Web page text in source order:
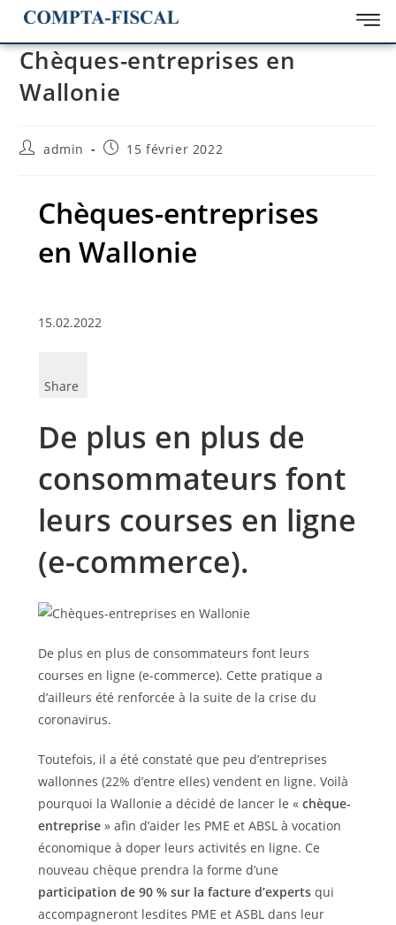
Chèques-entreprises en
Wallonie
admin 15 février 2022
Chèques-entreprises
en Wallonie
15.02.2022
Share
De plus en plus de
consommateurs font
leurs courses en ligne
(e-commerce).
De plus en plus de consommateurs font leurs
courses en ligne (e-commerce). Cette pratique a
d’ailleurs été renforcée à la suite de la crise du
coronavirus.
Toutefois, il a été constaté que peu d’entreprises
wallonnes (22% d’entre elles) vendent en ligne. Voilà
pourquoi la Wallonie a décidé de lancer le « chèque-
entreprise » afin d’aider les PME et ABSL à vocation
économique à doper leurs activités en ligne. Ce
nouveau chèque prendra la forme d’une
participation de 90 % sur la facture d’expertsqui
accompagneront lesdites PME et ASBL dans leur